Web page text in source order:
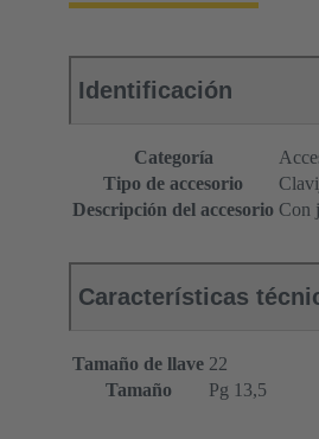
Identificación
Categoría
Tipo de accesorio
Descripción del accesorio Con
Características
Tamaño de llave 22
Tamaño
Pg 13,5